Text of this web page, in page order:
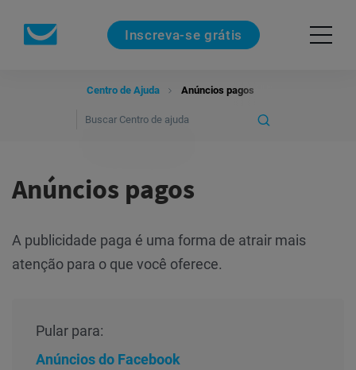
Inscreva-se grátis
Centro de Ajuda Anúncios pagos
Anúncios pagos
A publicidade paga é uma forma de atrair mais
atenção para o que você oferece.
Pular para:
Anúncios do Facebook